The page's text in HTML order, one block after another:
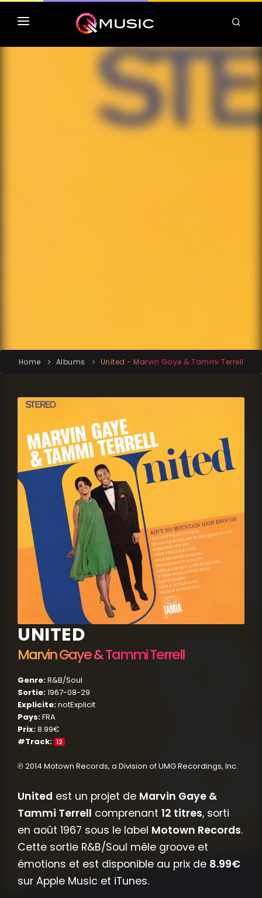
TOP MP3 ITUNES
TOP ALBUMS ITUNES
CLASSEMENT DEEZER
Home Albums United - Marvin Gaye & Tammi Terrell
UNITED
Marvin Gaye & Tammi Terrell
Genre:R&B/Soul
Sortie:1967-08-29
Explicite:notExplicit
Pays:FRA
Prix:8.99€
#Track: 12
℗ 2014 Motown Records, a Division of UMG Recordings, Inc.
United est un projet de Marvin Gaye &
Tammi Terrell comprenant 12 titres, sorti
en août 1967 sous le label Motown Records.
Cette sortie R&B/Soul mêle groove et
émotions et est disponible au prix de 8.99€
sur Apple Music et iTunes.